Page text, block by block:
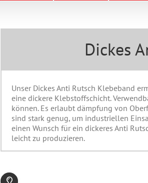
Dickes
Unser Dickes Anti Rutsch Klebeband
eine dickere Klebstoffschicht.
können. Es erlaubt dämpfung von
sind stark genug, um industriellen
einen Wunsch für ein dickeres Anti
leicht zu produzieren.